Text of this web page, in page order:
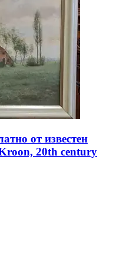
от известен
20th century